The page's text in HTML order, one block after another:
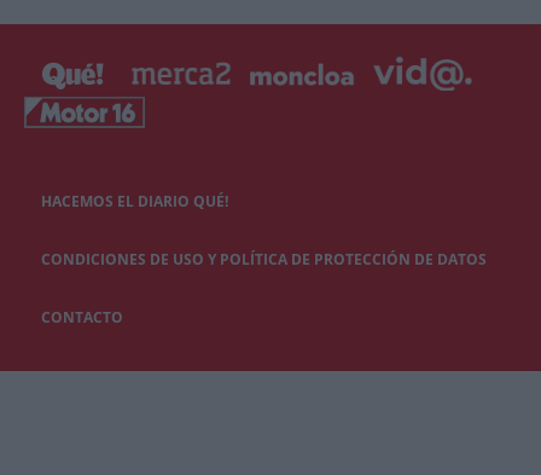
HACEMOS EL DIARIO QUÉ!
CONDICIONES DE USO Y POLÍTICA DE PROTECCIÓN DE DATOS
CONTACTO